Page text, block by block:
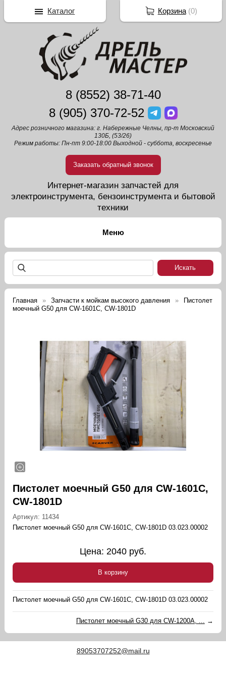
8 (8552) 38-71-40
8 (905) 370-72-52
Адрес розничного магазина: г. Набережные Челны, пр-т Московский
130Б, (53/26)
Режим работы: Пн-пт 9:00-18:00 Выходной - суббота, воскресенье
Заказать обратный звонок
Интернет-магазин запчастей для
электроинструмента, бензоинструмента и бытовой
техники
Главная Запчасти к мойкам высокого давления
Пистолет
моечный G50 для CW-1601C, CW-1801D
Пистолет моечный G50 для CW-1601C,
CW-1801D
Артикул: 11434
Пистолет моечный G50 для CW-1601C, CW-1801D 03.023.00002
Цена: 2040 руб.
В корзину
Пистолет моечный G50 для CW-1601C, CW-1801D 03.023.00002
Пистолет моечный G30 для CW-1200A, ... →
89053707252@mail.ru
Корзина(0)
Каталог